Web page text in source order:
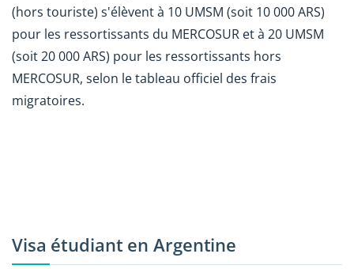
(hors touriste) s'élèvent à 10 UMSM (soit 10 000 ARS)
pour les ressortissants du MERCOSUR et à 20 UMSM
(soit 20 000 ARS) pour les ressortissants hors
MERCOSUR, selon le tableau officiel des frais
migratoires.
Visa étudiant en Argentine